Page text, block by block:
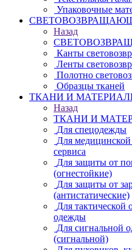
Упаковочные
Назад
Канты
Ленты
Полотно
Образцы тканей
ТКАНИ И
Назад
ТКАНИ И
Для спецодежды
Для
сервиса
Для защиты от
(огнестойкие)
Для защиты от
(антистатические)
Для тактической
одежды
Для сигнальной
(сигнальной)